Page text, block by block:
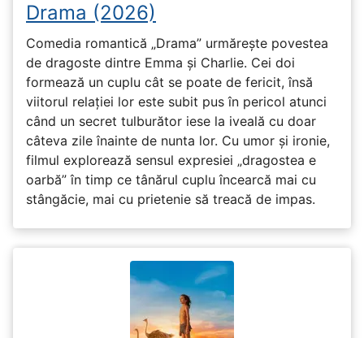
Drama (2026)
Comedia romantică „Drama” urmărește povestea
de dragoste dintre Emma și Charlie. Cei doi
formează un cuplu cât se poate de fericit, însă
viitorul relației lor este subit pus în pericol atunci
când un secret tulburător iese la iveală cu doar
câteva zile înainte de nunta lor. Cu umor și ironie,
filmul explorează sensul expresiei „dragostea e
oarbă” în timp ce tânărul cuplu încearcă mai cu
stângăcie, mai cu prietenie să treacă de impas.